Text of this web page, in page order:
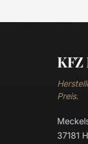
Preis.
37181